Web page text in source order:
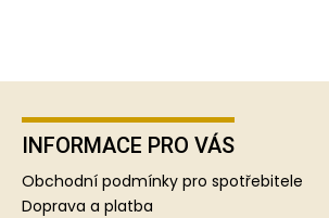
Z
INFORMACE PRO VÁS
Obchodní podmínky pro spotřebitele
Doprava a platba